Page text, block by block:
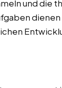
und die